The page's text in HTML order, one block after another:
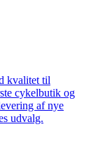
kvalitet til
cykelbutik og
af nye
udvalg.